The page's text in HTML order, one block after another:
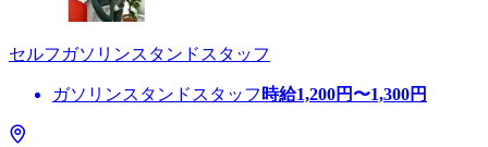
セルフガソリンスタンドスタッフ
ガソリンスタンドスタッフ 時給1,200円〜1,300円